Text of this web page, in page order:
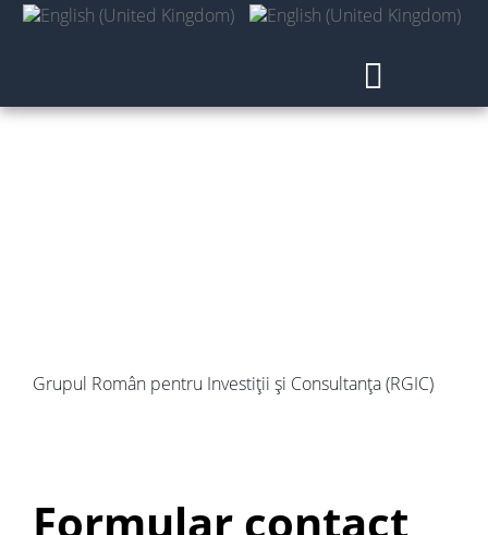
Grupul Român pentru Investiții și Consultanța (RGIC)
Formular contact